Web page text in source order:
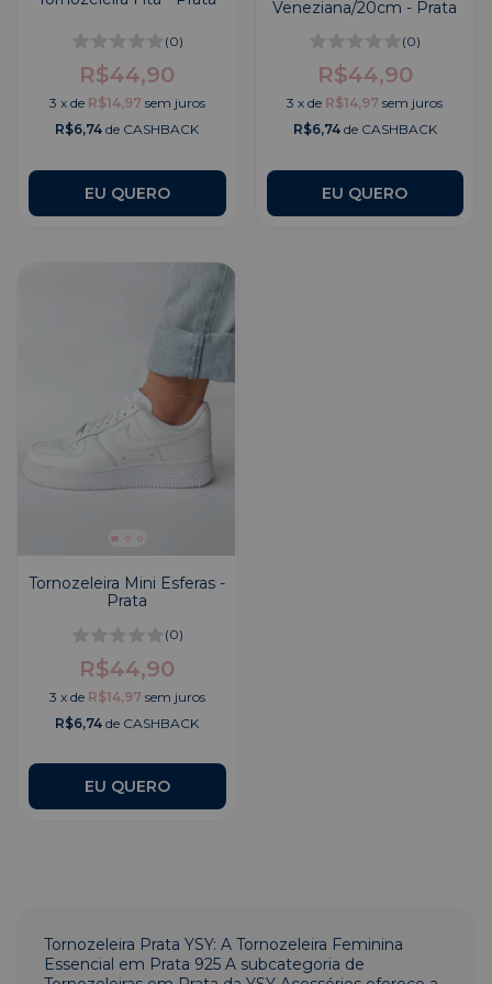
(0)
R$44,90
3 x de R$14,97 sem juros
R$6,74 de CASHBACK
Veneziana/20cm - Prata
(0)
R$44,90
3 xde R$14,97 sem juros
R$6,74de CASHBACK
Tornozeleira Mini Esferas -
Prata
(0)
R$44,90
3 x de R$14,97 sem juros
R$6,74 de CASHBACK
Tornozeleira Prata YSY: A Tornozeleira Feminina
Essencial em Prata 925 A subcategoria de